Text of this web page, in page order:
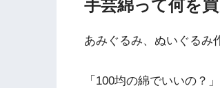
手芸綿って何を
あみぐるみ、ぬいぐるみ
「100均の綿でいいの？」